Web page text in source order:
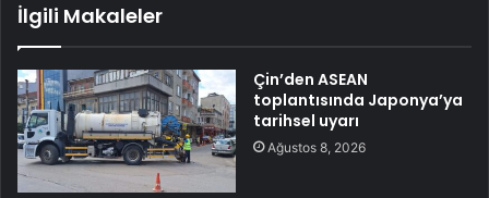
İlgili Makaleler
Çin’den ASEAN
toplantısında Japonya’ya
tarihsel uyarı
Ağustos 8, 2026